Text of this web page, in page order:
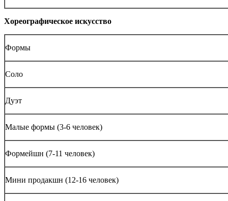
Хореографическое искусство
Формы
Соло
Дуэт
Малые формы (3-6 человек)
Формейшн (7-11 человек)
Мини продакшн (12-16 человек)